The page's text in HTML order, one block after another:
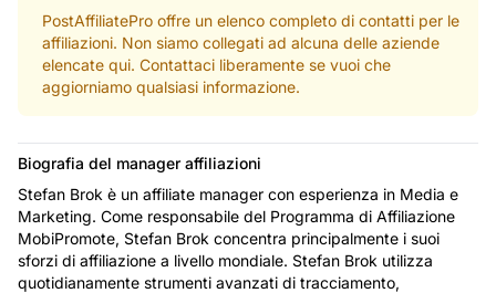
PostAffiliatePro offre un elenco completo di contatti per le
affiliazioni. Non siamo collegati ad alcuna delle aziende
elencate qui. Contattaci liberamente se vuoi che
aggiorniamo qualsiasi informazione.
Biografia del manager affiliazioni
Stefan Brok è un affiliate manager con esperienza in Media e
Marketing. Come responsabile del Programma di Affiliazione
MobiPromote, Stefan Brok concentra principalmente i suoi
sforzi di affiliazione a livello mondiale. Stefan Brok utilizza
quotidianamente strumenti avanzati di tracciamento,